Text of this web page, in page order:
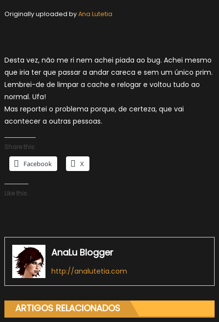
Originally uploaded byAna Lutetia
Desta vez, não me ri nem achei piada ao bug. Achei mesmo
que iria ter que passar a andar careca e sem um único prim.
Lembrei-de de limpar a cache e relogar e voltou tudo ao
normal. Ufa!
Mas reportei o problema porque, de certeza, que vai
acontecer a outras pessoas.
Share this:
Facebook X
Like this:
AnaLu Blogger
http://analutetia.com
ARTIGOS RELACIONADOS